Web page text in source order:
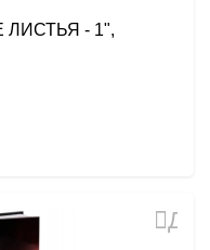
ЛИСТЬЯ - 1",